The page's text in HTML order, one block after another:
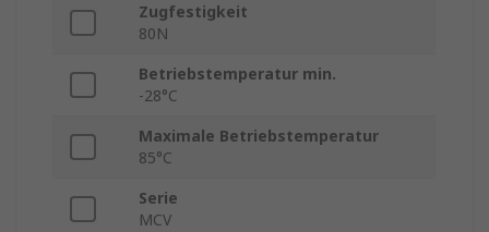
Zugfestigkeit
80N
Betriebstemperatur min.
-28°C
Maximale Betriebstemperatur
85°C
Serie
MCV